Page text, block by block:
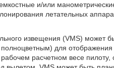
и/или
летательных
извещения (VMS) может
для
расчетном весе